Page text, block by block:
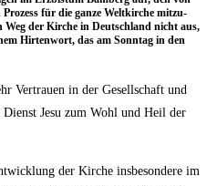
für die gan­ze Welt­kir­che mit­zu­
Weg der Kir­che in Deutsch­land nicht aus,
Hir­ten­wort, das am Sonn­tag in den
Ver­trau­en in der Gesell­schaft und
Jesu zum Wohl und Heil der
der Kir­che ins­be­son­de­re im